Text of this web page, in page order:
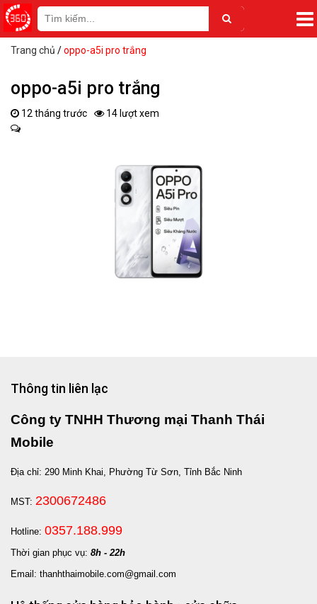
Trang chủ /oppo-a5i pro trắng
oppo-a5i pro trắng
12 tháng trước 14 lượt xem
Thông tin liên lạc
Công ty TNHH Thương mại Thanh Thái
Mobile
Địa chỉ: 290 Minh Khai, Phường Từ Sơn, Tỉnh Bắc Ninh
MST: 2300672486
Hotline: 0357.188.999
Thời gian phục vụ: 8h - 22h
Email: thanhthaimobile.com@gmail.com